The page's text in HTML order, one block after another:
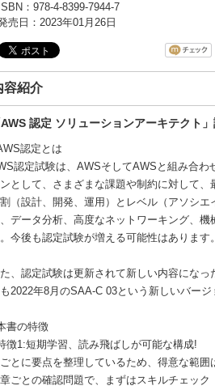
ISBN：978-4-8399-7944-7
売日：2023年01月26日
容紹介
AWS 認定 ソリューションアーキテクト
認定とは
認定試験は、AWSそしてAWSと組み合
として、さまざまな課題や制約に対して、
（設計、開発、運用）とレベル（アソシ
データ分析、高度なネットワーキング、
今後も認定試験が増える可能性はあります。
、認定試験は更新されて新しい内容にな
も2022年8月のSAA-C 03という新しいバー
書の特徴
徴1:短期学習、読み飛ばしが可能な構成!
とに要点を整理しているため、得意な範囲
章ごとの確認問題で、まずはスキルチェック